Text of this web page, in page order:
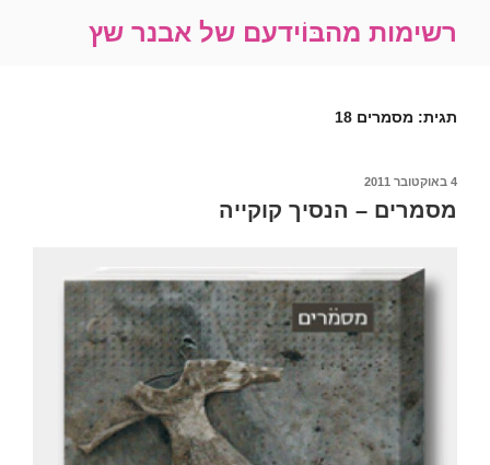
לתוכןרשימות מהבּוֹידעם של אבנר שץ
תגית: מסמרים 18
פורסם
4 באוקטובר 2011
מסמרים – הנסיך קוקייה